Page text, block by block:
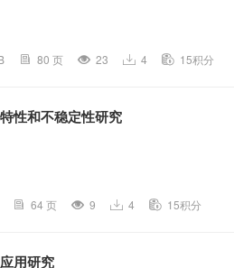
80 页 23 4 15积分
性和不稳定性研究
64 页 9 4 15积分
用研究